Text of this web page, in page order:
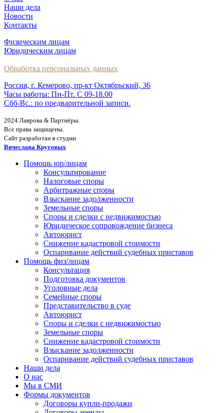
Наши дела
Новости
Контакты
Физическим лицам
Юридическим лицам
Обработка персональных данных
Россия, г. Кемерово, пр-кт Октябрьский, 36
Часы работы: Пн-Пт. С 09-18.00
Сбб-Вс.: по предварительной записи.
2024 Лаврова & Партнёры.
Все права защищены.
Сайт разработан в студии
Вячеслава Круговых
Помощь юр/лицам
Консультирование
Налоговые споры
Арбитражные споры
Взыскание задолженности
Земельные споры
Споры и сделки с недвижимостью
Юридическое сопровождение бизнеса
Автоюрист
Снижение кадастровой стоимости
Оспаривание действий судебных приставов
Помощь физ/лицам
Консультация
Подготовка документов
Уголовные дела
Семейные споры
Представительство в суде
Автоюрист
Споры и сделки с недвижимостью
Земельные споры
Снижение кадастровой стоимости
Взыскание задолженности
Оспаривание действий судебных приставов
Наши дела
О нас
Мы в СМИ
Формы документов
Договоры купли-продажи